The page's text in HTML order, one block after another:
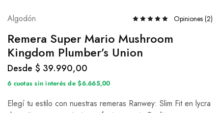
Algodón Opiniones (2)
Remera Super Mario Mushroom
Kingdom Plumber’s Union
Desde $ 39.990,00
6 cuotas sin interés de $6.665,00
Elegí tu estilo con nuestras remeras Ranwey: Slim Fit en lycra